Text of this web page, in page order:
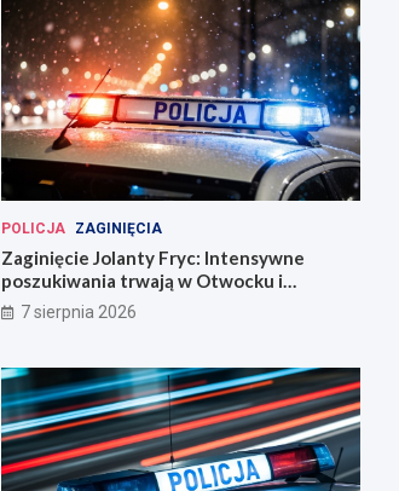
POLICJA ZAGINIĘCIA
Zaginięcie Jolanty Fryc: Intensywne
poszukiwania trwają w Otwocku i
Wrocławiu
7 sierpnia 2026